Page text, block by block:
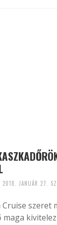
2018. JANUÁR 27.
Cruise szeret